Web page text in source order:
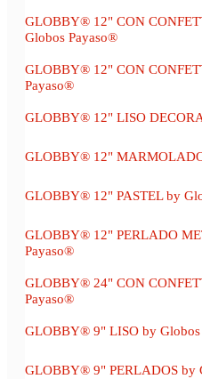
GLOBBY® 12" CON
Globos Payaso®
GLOBBY® 12" CON
Payaso®
GLOBBY® 12" LISO
GLOBBY® 12"
GLOBBY® 12" PASTEL by
GLOBBY® 12" PERLADO
Payaso®
GLOBBY® 24" CON
Payaso®
GLOBBY® 9" LISO by Globos
GLOBBY® 9" PERLADOS by